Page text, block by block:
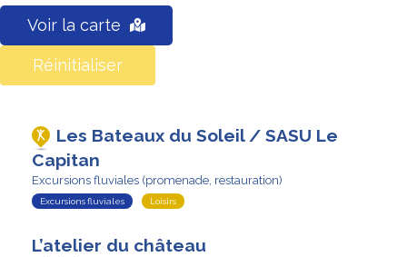
Voir la carte
Réinitialiser
Les Bateaux du Soleil / SASU Le
Capitan
Excursions fluviales (promenade, restauration)
Excursions fluviales Loisirs
L’atelier du château